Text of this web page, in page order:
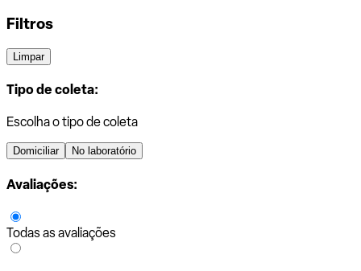
Filtros
Limpar
Tipo de coleta:
Escolha o tipo de coleta
Domiciliar No laboratório
Avaliações:
Todas as avaliações